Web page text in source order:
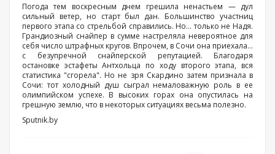
Погода тем воскресным днем грешила ненастьем — дул
сильный ветер, но старт был дан. Большинство участниц
первого этапа со стрельбой справились. Но… только не Надя.
Грандиозный снайпер в сумме настреляла невероятное для
себя число штрафных кругов. Впрочем, в Сочи она приехала…
с безупречной снайперской репутацией. Благодаря
остановке эстафеты Антхольца по ходу второго этапа, вся
статистика "сгорела". Но не зря Скардино затем признала в
Сочи: тот холодный душ сыграл немаловажную роль в ее
олимпийском успехе. В высоких горах она опустилась на
грешную землю, что в некоторых ситуациях весьма полезно.
Sputnik.by